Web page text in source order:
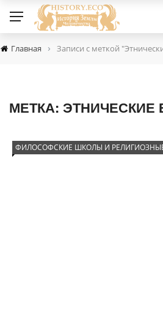
Главная › Записи с меткой
МЕТКА: ЭТНИЧЕСКИЕ
ФИЛОСОФСКИЕ ШКОЛЫ И